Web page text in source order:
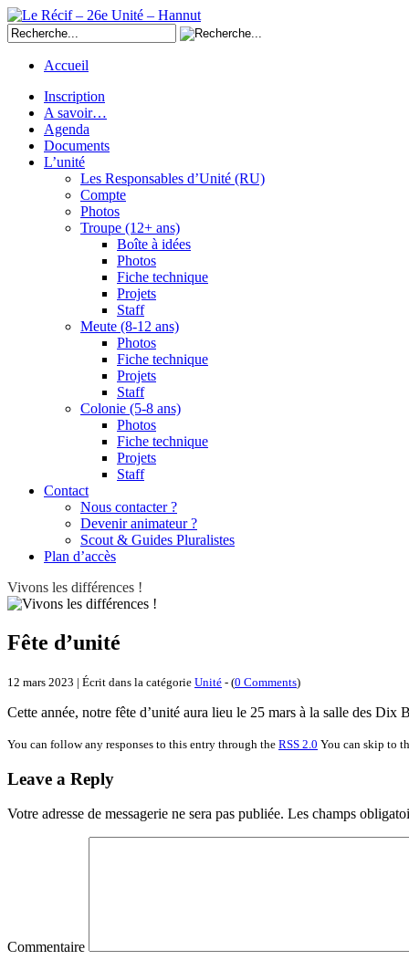
Accueil
Inscription
A savoir…
Agenda
Documents
L’unité
Les Responsables d’Unité (RU)
Compte
Photos
Troupe (12+ ans)
Boîte à idées
Photos
Fiche technique
Projets
Staff
Meute (8-12 ans)
Photos
Fiche technique
Projets
Staff
Colonie (5-8 ans)
Photos
Fiche technique
Projets
Staff
Contact
Nous contacter ?
Devenir animateur ?
Scout & Guides Pluralistes
Plan d’accès
Vivons les différences !
Fête d’unité
12 mars 2023 | Écrit dans la catégorie Unité - (0 Comments)
Cette année, notre fête d’unité aura lieu le 25 mars à la salle des
You can follow any responses to this entry through the RSS 2.0 You can skip to
Leave a Reply
Votre adresse de messagerie ne sera pas publiée. Les champs
Commentaire